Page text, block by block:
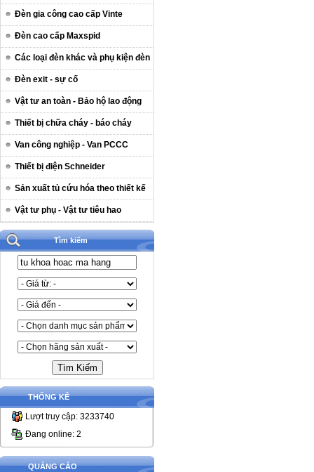
Đèn gia công cao cấp Vinte
Đèn cao cấp Maxspid
Các loại đèn khác và phụ kiện đèn
Đèn exit - sự cố
Vật tư an toàn - Bảo hộ lao động
Thiết bị chữa cháy - báo cháy
Van công nghiệp - Van PCCC
Thiết bị điện Schneider
Sản xuất tủ cứu hóa theo thiết kế
Vật tư phụ - Vật tư tiêu hao
Tìm kiếm
THỐNG KÊ
Lượt truy cập: 3233740
Đang online: 2
QUẢNG CÁO